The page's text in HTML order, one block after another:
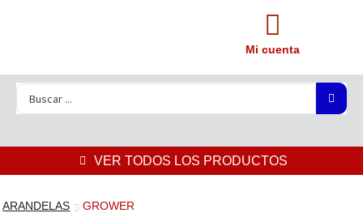
Mi cuenta
VER TODOS LOS PRODUCTOS
ARANDELAS GROWER